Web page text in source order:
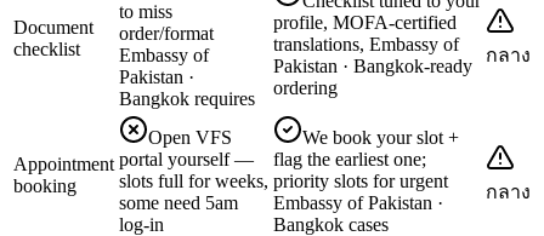
Document
checklist
to miss
order/format
Embassy of
Pakistan ·
Bangkok requires
profile, MOFA-certified
translations, Embassy of
Pakistan · Bangkok-ready
ordering
กลาง
Appointment
booking
Open VFS
portal yourself —
slots full for weeks,
some need 5am
log-in
We book your slot +
flag the earliest one;
priority slots for urgent
Embassy of Pakistan ·
Bangkok cases
กลาง